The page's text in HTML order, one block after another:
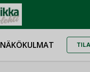
NÄKÖKULMAT